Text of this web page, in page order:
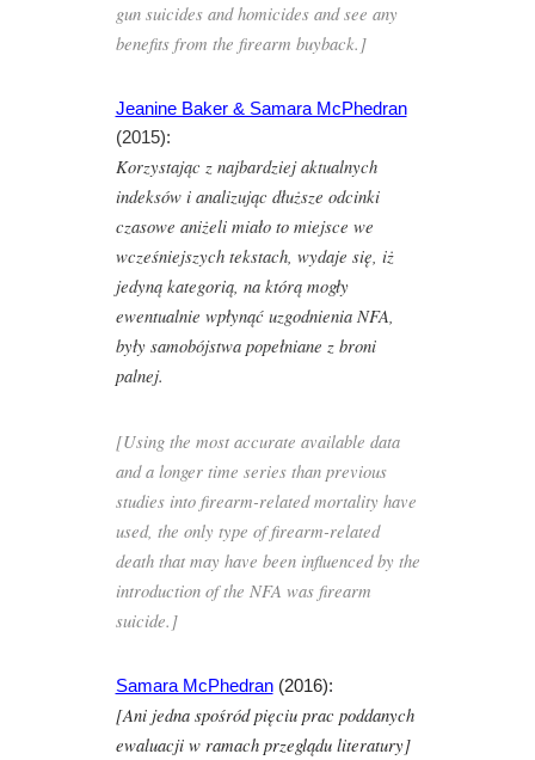
gun suicides and homicides and see any
benefits from the firearm buyback.]
Jeanine Baker & Samara McPhedran
(2015):
Korzystając z najbardziej aktualnych
indeksów i analizując dłuższe odcinki
czasowe aniżeli miało to miejsce we
wcześniejszych tekstach, wydaje się, iż
jedyną kategorią, na którą mogły
ewentualnie wpłynąć uzgodnienia NFA,
były samobójstwa popełniane z broni
palnej.
[Using the most accurate available data
and a longer time series than previous
studies into firearm-related mortality have
used, the only type of firearm-related
death that may have been influenced by the
introduction of the NFA was firearm
suicide.]
Samara McPhedran(2016):
[Ani jedna spośród pięciu prac poddanych
ewaluacji w ramach przeglądu literatury]